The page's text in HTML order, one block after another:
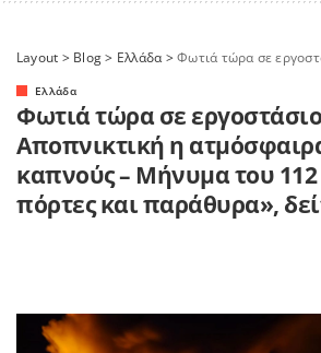
Layout > Blog> Ελλάδα>Φωτιά τώρα σε εργοστάσιο στα Μέγαρα: Αποπνικτική η ατμόσφαιρα από
Ελλάδα
Φωτιά τώρα σε
Αποπνικτική η
καπνούς – Μήνυμα του 112
πόρτες και παράθυρα»,